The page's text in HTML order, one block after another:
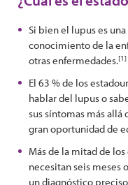
Si bien el lupus es
conocimiento de la
otras enfermedades.[1]
El 63 % de los
hablar del lupus o
sus síntomas más allá
gran oportunidad de
Más de la mitad de
necesitan seis meses
un diagnóstico